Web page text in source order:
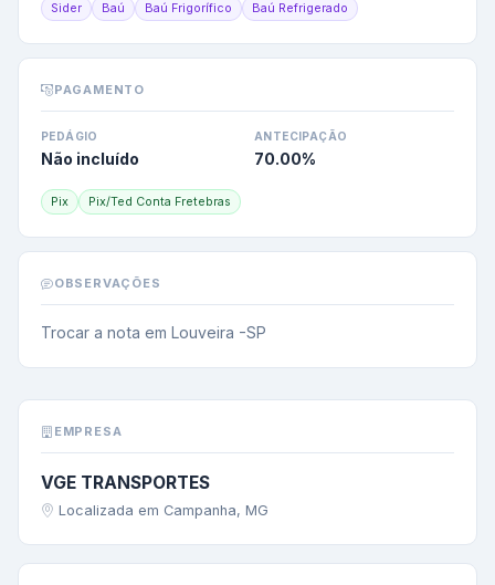
Sider Baú Baú Frigorífico Baú Refrigerado
PAGAMENTO
PEDÁGIO
Não incluído
ANTECIPAÇÃO
70.00%
Pix Pix/Ted Conta Fretebras
OBSERVAÇÕES
Trocar a nota em Louveira -SP
EMPRESA
VGE TRANSPORTES
Localizada em Campanha, MG